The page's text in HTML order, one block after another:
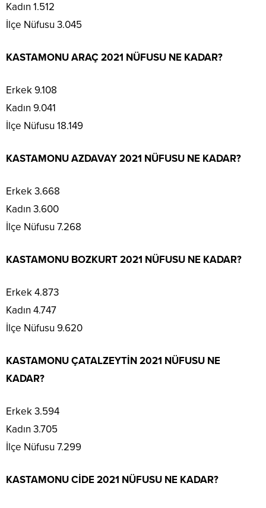
Kadın 1.512
İlçe Nüfusu 3.045
KASTAMONU ARAÇ 2021 NÜFUSU NE KADAR?
Erkek 9.108
Kadın 9.041
İlçe Nüfusu 18.149
KASTAMONU AZDAVAY 2021 NÜFUSU NE KADAR?
Erkek 3.668
Kadın 3.600
İlçe Nüfusu 7.268
KASTAMONU BOZKURT 2021 NÜFUSU NE KADAR?
Erkek 4.873
Kadın 4.747
İlçe Nüfusu 9.620
KASTAMONU ÇATALZEYTİN 2021 NÜFUSU NE
KADAR?
Erkek 3.594
Kadın 3.705
İlçe Nüfusu 7.299
KASTAMONU CİDE 2021 NÜFUSU NE KADAR?